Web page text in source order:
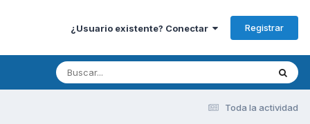
¿Usuario existente? Conectar Registrar
Toda la actividad